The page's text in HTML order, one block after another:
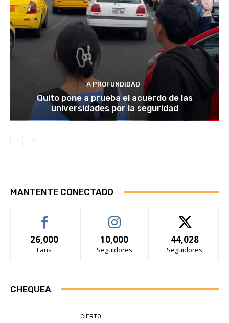
A PROFUNDIDAD
Quito pone a prueba el acuerdo de las
universidades por la seguridad
MANTENTE CONECTADO
26,000
Fans
10,000
Seguidores
44,028
Seguidores
CHEQUEA
CIERTO